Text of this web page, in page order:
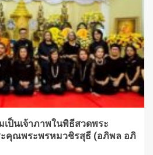
ป็นเจ้าภาพในพิธีสวดพระ
ะคุณพระพรหมวชิรสุธี (อภิพล อภิ